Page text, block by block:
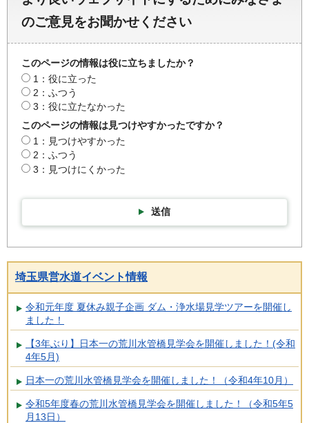
のご意見をお聞かせください
このページの情報は役に立ちましたか？
1：役に立った
2：ふつう
3：役に立たなかった
このページの情報は見つけやすかったですか？
1：見つけやすかった
2：ふつう
3：見つけにくかった
送信
埼玉県営水道イベント情報
令和元年度 夏休み親子企画 ダム・浄水場見学ツアーを開催し
ました！
【3年ぶり】日本一の荒川水管橋見学会を開催しました！(令和
4年5月)
日本一の荒川水管橋見学会を開催しました！（令和4年10月）
令和5年度春の荒川水管橋見学会を開催しました！（令和5年5
月13日）